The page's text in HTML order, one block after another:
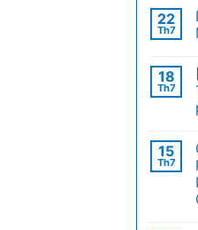
22
Th7
18
Th7
15
Th7